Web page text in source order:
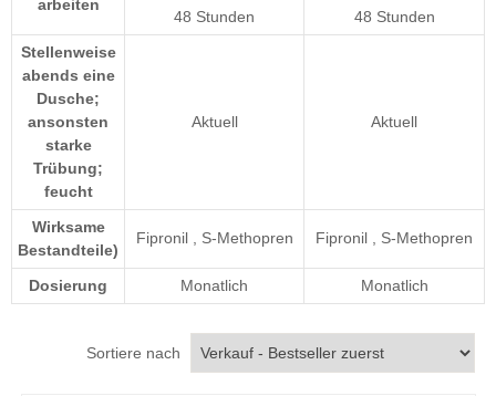
arbeiten
48 Stunden
48 Stunden
Stellenweise
abends eine
Dusche;
ansonsten
starke
Trübung;
feucht
Aktuell Aktuell
Wirksame
Bestandteile)
Fipronil, S-Methopren Fipronil S-Methopren
Dosierung Monatlich Monatlich
Sortiere nach